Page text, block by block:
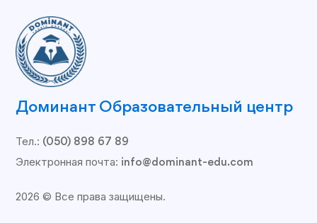
Доминант Образовательный центр
Тел.: (050) 898 67 89
Электронная почта: info@dominant-edu.com
2026 © Все права защищены.